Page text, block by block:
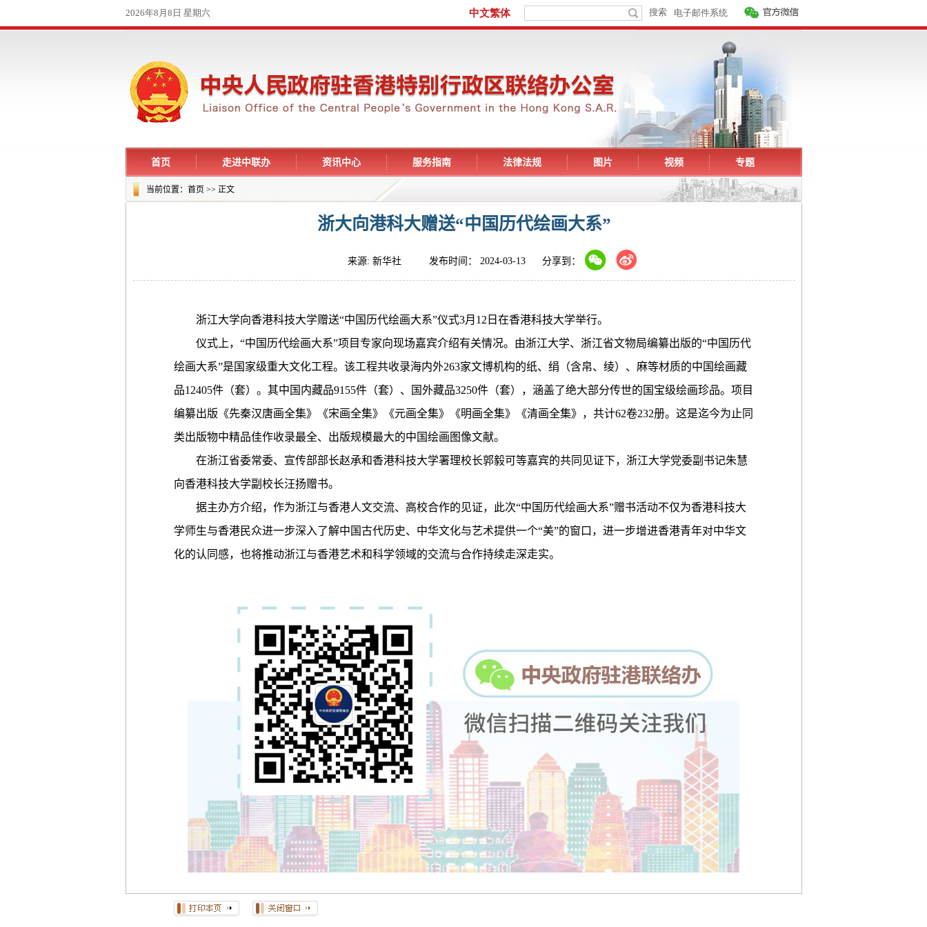
首页 走进中联办 资讯中心 服务指南 法律法规 图片 视频 专题
当前位置：首页>> 正文
浙大向港科大赠送“中国历代绘画大系”
来源: 新华社 发布时间： 2024-03-13 分享到：
浙江大学向香港科技大学赠送“中国历代绘画大系”仪式3月12日在香港科技大学举行。
仪式上，“中国历代绘画大系”项目专家向现场嘉宾介绍有关情况。由浙江大学、浙江省文物局编纂出版的“中国历代
绘画大系”是国家级重大文化工程。该工程共收录海内外263家文博机构的纸、绢（含帛、绫）、麻等材质的中国绘画藏
品12405件（套）。其中国内藏品9155件（套）、国外藏品3250件（套），涵盖了绝大部分传世的国宝级绘画珍品。项目
编纂出版《先秦汉唐画全集》《宋画全集》《元画全集》《明画全集》《清画全集》，共计62卷232册。这是迄今为止同
类出版物中精品佳作收录最全、出版规模最大的中国绘画图像文献。
在浙江省委常委、宣传部部长赵承和香港科技大学署理校长郭毅可等嘉宾的共同见证下，浙江大学党委副书记朱慧
向香港科技大学副校长汪扬赠书。
据主办方介绍，作为浙江与香港人文交流、高校合作的见证，此次“中国历代绘画大系”赠书活动不仅为香港科技大
学师生与香港民众进一步深入了解中国古代历史、中华文化与艺术提供一个“美”的窗口，进一步增进香港青年对中华文
化的认同感，也将推动浙江与香港艺术和科学领域的交流与合作持续走深走实。